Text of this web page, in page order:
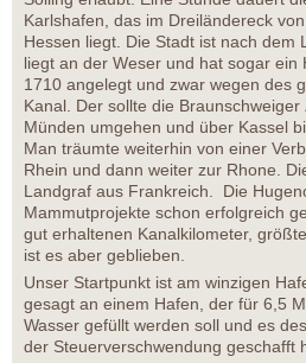
Karlshafen, das im Dreiländereck
Hessen liegt. Die Stadt ist nach dem
liegt an der Weser und hat sogar ein
1710 angelegt und zwar wegen des
Kanal. Der sollte die
Münden umgehen und über Kassel
Man träumte weiterhin von einer
Rhein und dann weiter zur Rhone.
Landgraf aus Frankreich. Die
Mammutprojekte schon erfolgreich
gut erhaltenen Kanalkilometer,
ist es aber geblieben.
Unser Startpunkt ist am winzigen
gesagt an einem Hafen, der für 6,5
Wasser gefüllt werden soll und es
der Steuerverschwendung geschafft